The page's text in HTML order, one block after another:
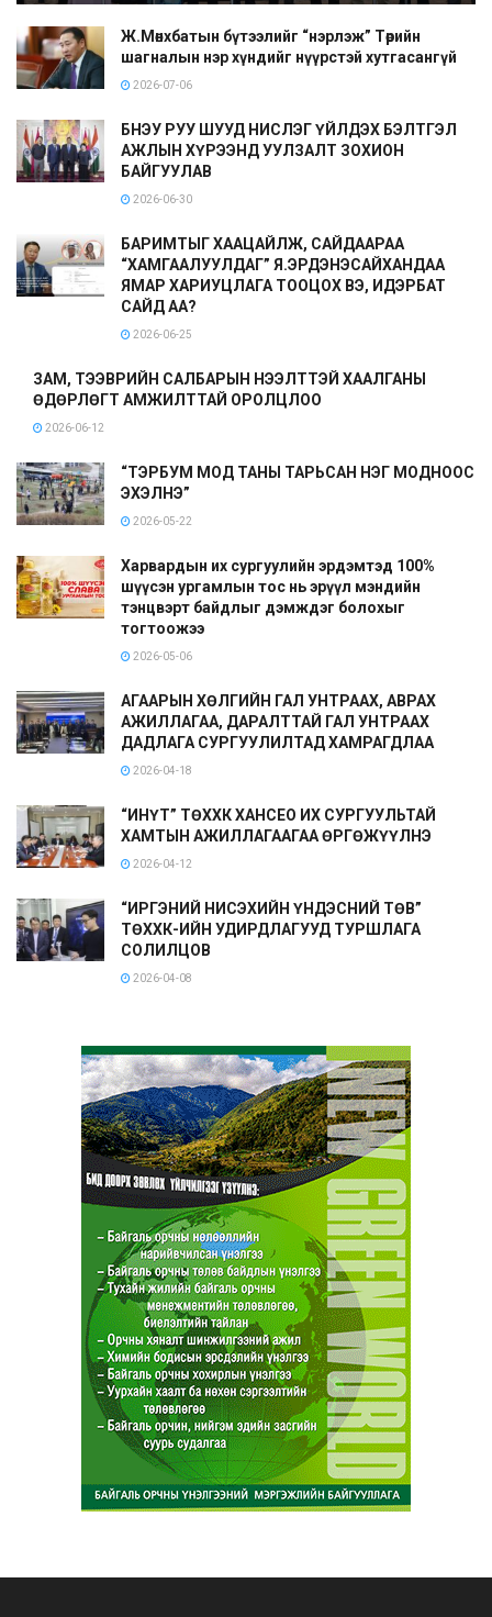
Ж.Мөнхбатын бүтээлийг “нэрлэж” Төрийн
шагналын нэр хүндийг нүүрстэй хутгасангүй
2026-07-06
БНЭУ РУУ ШУУД НИСЛЭГ ҮЙЛДЭХ БЭЛТГЭЛ
АЖЛЫН ХҮРЭЭНД УУЛЗАЛТ ЗОХИОН
БАЙГУУЛАВ
2026-06-30
БАРИМТЫГ ХААЦАЙЛЖ, САЙДААРАА
“ХАМГААЛУУЛДАГ” Я.ЭРДЭНЭСАЙХАНДАА
ЯМАР ХАРИУЦЛАГА ТООЦОХ ВЭ, ИДЭРБАТ
САЙД АА?
2026-06-25
ЗАМ, ТЭЭВРИЙН САЛБАРЫН НЭЭЛТТЭЙ ХААЛГАНЫ
ӨДӨРЛӨГТ АМЖИЛТТАЙ ОРОЛЦЛОО
2026-06-12
“ТЭРБУМ МОД ТАНЫ ТАРЬСАН НЭГ МОДНООС
ЭХЭЛНЭ”
2026-05-22
Харвардын их сургуулийн эрдэмтэд 100%
шүүсэн ургамлын тос нь эрүүл мэндийн
тэнцвэрт байдлыг дэмждэг болохыг
тогтоожээ
2026-05-06
АГААРЫН ХӨЛГИЙН ГАЛ УНТРААХ, АВРАХ
АЖИЛЛАГАА, ДАРАЛТТАЙ ГАЛ УНТРААХ
ДАДЛАГА СУРГУУЛИЛТАД ХАМРАГДЛАА
2026-04-18
“ИНҮТ” ТӨХХК ХАНСЕО ИХ СУРГУУЛЬТАЙ
ХАМТЫН АЖИЛЛАГААГАА ӨРГӨЖҮҮЛНЭ
2026-04-12
“ИРГЭНИЙ НИСЭХИЙН ҮНДЭСНИЙ ТӨВ”
ТӨХХК-ИЙН УДИРДЛАГУУД ТУРШЛАГА
СОЛИЛЦОВ
2026-04-08